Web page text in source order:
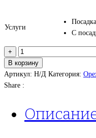
Услуги
С
+
Количество
товара
Орех
Фундук
красный
В корзину
Артикул: Н/Д Категория:
Share :